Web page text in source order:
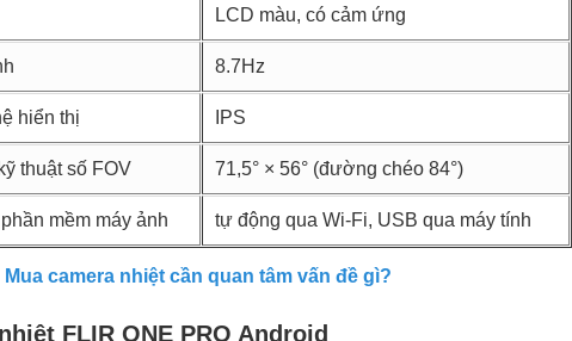
LCD màu, có cảm ứng
8.7Hz
hiển thị IPS
thuật số FOV 71,5° × 56° (đường chéo 84°)
mềm máy ảnh tự động qua Wi-Fi, USB qua máy tính
Mua camera nhiệt cần quan tâm vấn đề gì?
FLIR ONE PRO Android